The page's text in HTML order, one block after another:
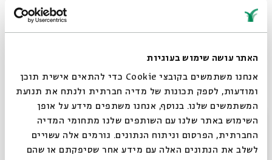
האתר עושה שימוש בעוגיות
אנחנו משתמשים בקובצי Cookie כדי להתאים אישית תוכן
ומודעות, לספק תכונות של מדיה חברתית ולנתח את תנועת
המשתמשים שלנו. בנוסף, אנחנו משתפים מידע על אופן
השימוש באתר שלנו עם השותפים שלנו מתחומי המדיה
החברתית, הפרסום וניתוח הנתונים. גורמים אלה עשויים
לשלב את הנתונים האלה עם מידע אחר שסיפקתם או שהם
לפלייליסט מתעדכן עם השירים המתנגנים בפרקים >>
לקבלת עדכונים על פרק חדש ב-
פרקים נוספים בסדרה
סגור